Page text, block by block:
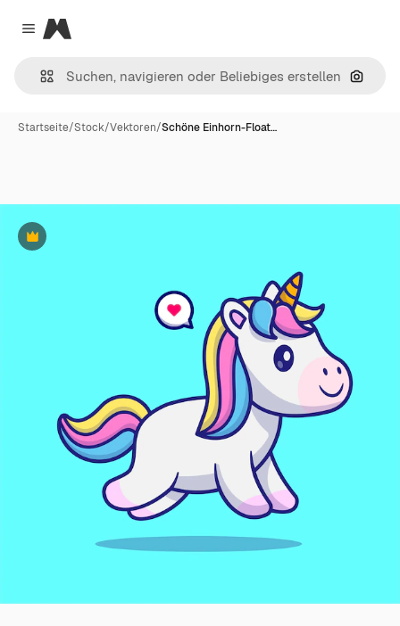
Close menu
Magnific
Nach
Startseite/Stock/Vektoren/Schöne Einhorn-Float…
Premium